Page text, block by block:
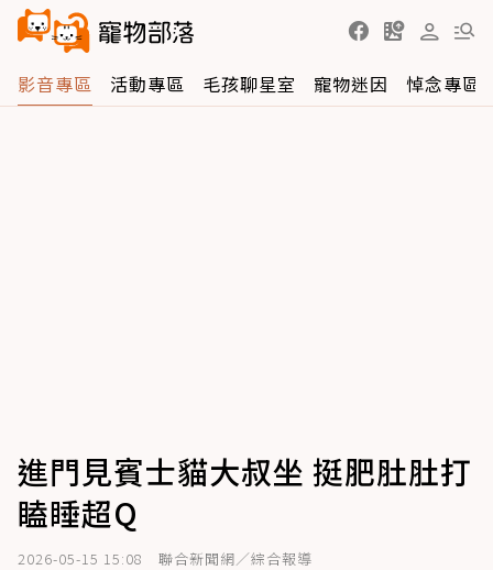
影音專區 活動專區 毛孩聊星室 寵物迷因 悼念專區
進門見賓士貓大叔坐 挺肥肚肚打
瞌睡超Q
2026-05-15 15:08 聯合新聞網／綜合報導